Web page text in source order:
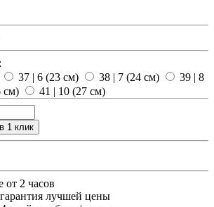
37 | 6 (23 см) 38 | 7 (24 см)
39 | 8
см) 41 | 10 (27 см)
1 клик
от 2 часов
лучшей цены